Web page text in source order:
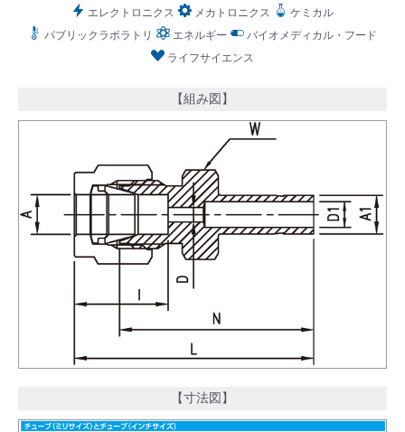
エレクトロニクス メカトロニクス
ケミカル
パブリックラボラトリ
エネルギー
バイオメディカル・フード
ライフサイエンス
【組み図】
【寸法図】